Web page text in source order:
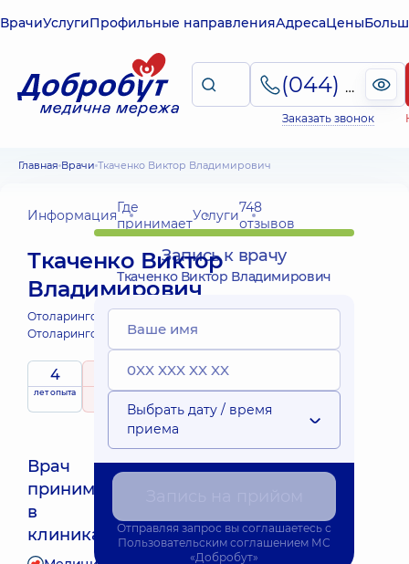
ВрачиУслугиПрофильные направленияАдресаЦены
(044) 495-2-888
Заказать звонок
Главная Врачи Ткаченко Виктор Владимирович
ИнформацияГде
принимаетУслуги748
отзывов
Ткаченко Виктор
Владимирович
Отоларинголог;
Отоларинголог детский;
4
лет опыта
5 / 5
рейтингна основе
748 отзывов
принимает
детей
Врач
принимает
в
клиниках:
Запись к врачу
Ткаченко Виктор Владимирович
Выбрать дату / время
приема
Отправляя запрос вы соглашаетесь с
Пользовательским соглашением МС
«Добробут»